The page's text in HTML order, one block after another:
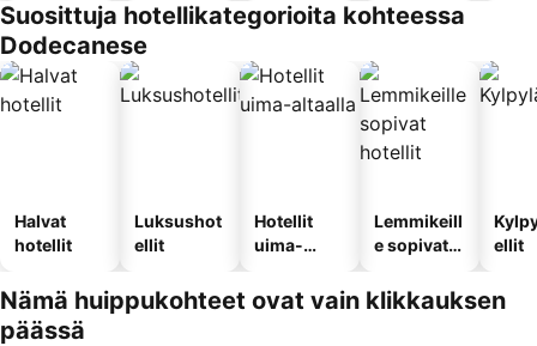
Suosittuja hotellikategorioita kohteessa
Dodecanese
Halvat
hotellit
Luksushot
ellit
Hotellit
uima-
Lemmikeill
e sopivat
ellit
Nämä huippukohteet ovat vain klikkauksen
päässä